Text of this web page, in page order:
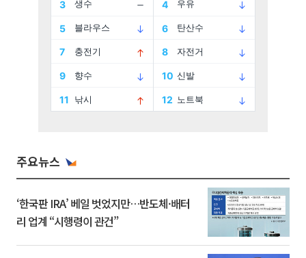
주요뉴스
‘한국판 IRA’ 베일 벗었지만…반도체·배터
리 업계 “시행령이 관건”